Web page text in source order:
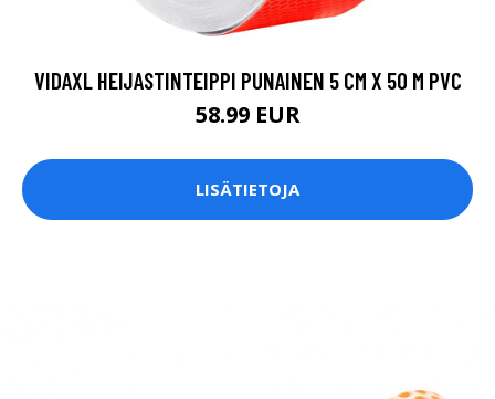
VIDAXL HEIJASTINTEIPPI PUNAINEN 5 CM X 50 M PVC
58.99 EUR
LISÄTIETOJA